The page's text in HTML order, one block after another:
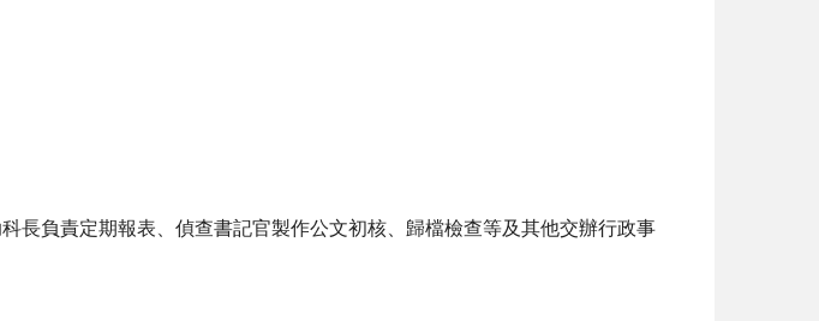
負責定期報表、偵查書記官製作公文初核、歸檔檢查等及其他交辦行政事